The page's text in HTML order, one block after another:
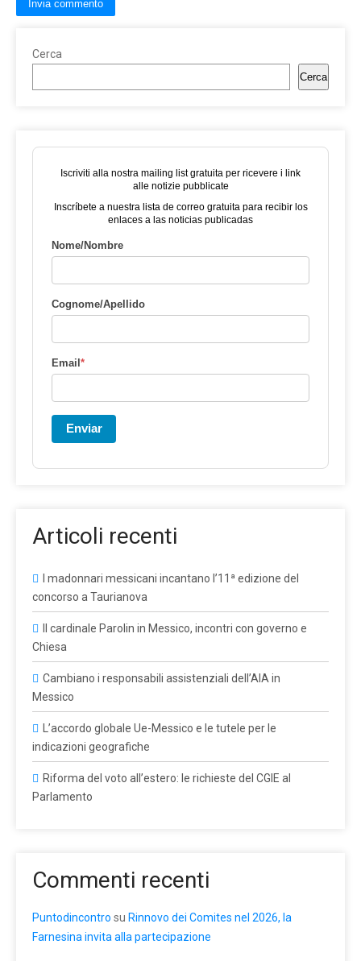
Cerca
Cerca
Iscriviti alla nostra mailing list gratuita per ricevere i link
alle notizie pubblicate
Inscríbete a nuestra lista de correo gratuita para recibir los
enlaces a las noticias publicadas
Nome/Nombre
Cognome/Apellido
Email*
Enviar
Articoli recenti
I madonnari messicani incantano l’11ª edizione del
concorso a Taurianova
Il cardinale Parolin in Messico, incontri con governo e
Chiesa
Cambiano i responsabili assistenziali dell’AIA in
Messico
L’accordo globale Ue-Messico e le tutele per le
indicazioni geografiche
Riforma del voto all’estero: le richieste del CGIE al
Parlamento
Commenti recenti
Puntodincontro su Rinnovo dei Comites nel 2026, la
Farnesina invita alla partecipazione